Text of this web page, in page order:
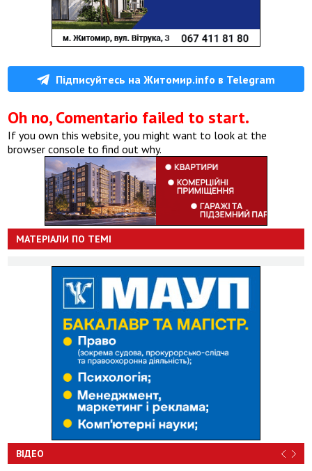
Підписуйтесь на Житомир.info в Telegram
Oh no, Comentario failed to start.
If you own this website, you might want to look at the
browser console to find out why.
МАТЕРІАЛИ ПО ТЕМІ
ВІДЕО